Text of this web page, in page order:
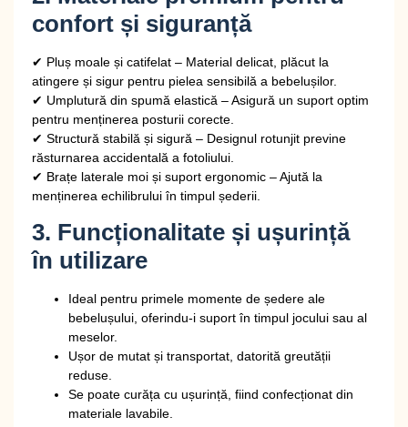
confort și siguranță
✔ Pluș moale și catifelat – Material delicat, plăcut la
atingere și sigur pentru pielea sensibilă a bebelușilor.
✔ Umplutură din spumă elastică – Asigură un suport optim
pentru menținerea posturii corecte.
✔ Structură stabilă și sigură – Designul rotunjit previne
răsturnarea accidentală a fotoliului.
✔ Brațe laterale moi și suport ergonomic – Ajută la
menținerea echilibrului în timpul șederii.
3. Funcționalitate și ușurință
în utilizare
Ideal pentru primele momente de ședere ale
bebelușului, oferindu-i suport în timpul jocului sau al
meselor.
Ușor de mutat și transportat, datorită greutății
reduse.
Se poate curăța cu ușurință, fiind confecționat din
materiale lavabile.